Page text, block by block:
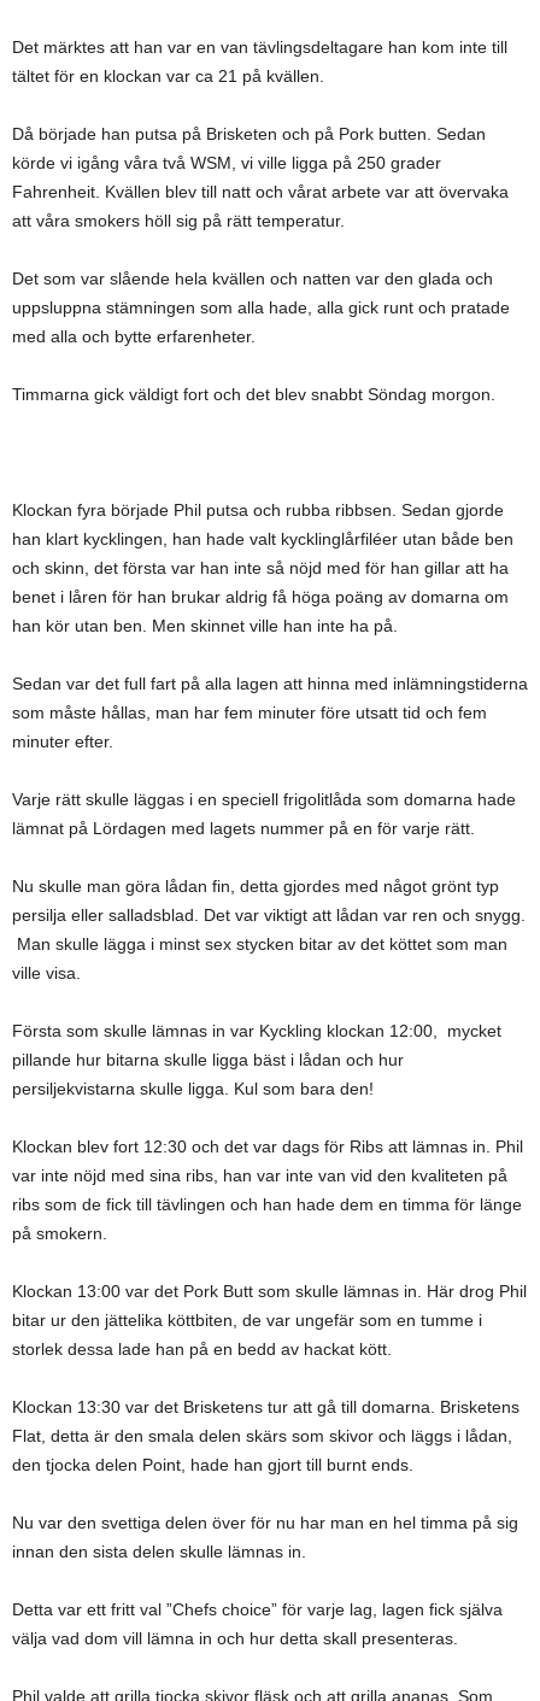
Det märktes att han var en van tävlingsdeltagare han kom inte till
tältet för en klockan var ca 21 på kvällen.
Då började han putsa på Brisketen och på Pork butten. Sedan
körde vi igång våra två WSM, vi ville ligga på 250 grader
Fahrenheit. Kvällen blev till natt och vårat arbete var att övervaka
att våra smokers höll sig på rätt temperatur.
Det som var slående hela kvällen och natten var den glada och
uppsluppna stämningen som alla hade, alla gick runt och pratade
med alla och bytte erfarenheter.
Timmarna gick väldigt fort och det blev snabbt Söndag morgon.
Klockan fyra började Phil putsa och rubba ribbsen. Sedan gjorde
han klart kycklingen, han hade valt kycklinglårfiléer utan både ben
och skinn, det första var han inte så nöjd med för han gillar att ha
benet i låren för han brukar aldrig få höga poäng av domarna om
han kör utan ben. Men skinnet ville han inte ha på.
Sedan var det full fart på alla lagen att hinna med inlämningstiderna
som måste hållas, man har fem minuter före utsatt tid och fem
minuter efter.
Varje rätt skulle läggas i en speciell frigolitlåda som domarna hade
lämnat på Lördagen med lagets nummer på en för varje rätt.
Nu skulle man göra lådan fin, detta gjordes med något grönt typ
persilja eller salladsblad. Det var viktigt att lådan var ren och snygg.
Man skulle lägga i minst sex stycken bitar av det köttet som man
ville visa.
Första som skulle lämnas in var Kyckling klockan 12:00, mycket
pillande hur bitarna skulle ligga bäst i lådan och hur
persiljekvistarna skulle ligga. Kul som bara den!
Klockan blev fort 12:30 och det var dags för Ribs att lämnas in. Phil
var inte nöjd med sina ribs, han var inte van vid den kvaliteten på
ribs som de fick till tävlingen och han hade dem en timma för länge
på smokern.
Klockan 13:00 var det Pork Butt som skulle lämnas in. Här drog Phil
bitar ur den jättelika köttbiten, de var ungefär som en tumme i
storlek dessa lade han på en bedd av hackat kött.
Klockan 13:30 var det Brisketens tur att gå till domarna. Brisketens
Flat, detta är den smala delen skärs som skivor och läggs i lådan,
den tjocka delen Point, hade han gjort till burnt ends.
Nu var den svettiga delen över för nu har man en hel timma på sig
innan den sista delen skulle lämnas in.
Detta var ett fritt val ”Chefs choice” för varje lag, lagen fick själva
välja vad dom vill lämna in och hur detta skall presenteras.
Phil valde att grilla tjocka skivor fläsk och att grilla ananas. Som